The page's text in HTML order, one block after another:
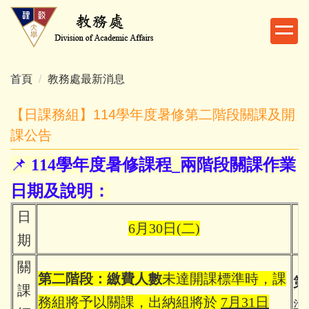
跳
內
首頁 教務處最新消息
【日課務組】114學年度暑修第二階段關課及開
課公告
📌 114學年度暑修課程_兩階段關課作業
日期及說明：
日
期
6月30日(二)
關
課
第二階段：繳費人數未達開課標準時，課
務組將予以關課，出納組將於 7月31日